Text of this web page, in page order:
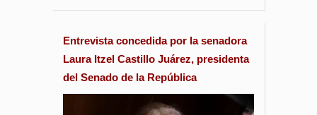
Entrevista concedida por la senadora
Laura Itzel Castillo Juárez, presidenta
del Senado de la República